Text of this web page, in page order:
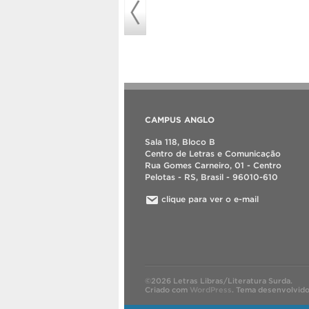
CAMPUS ANGLO
Sala 118, Bloco B
Centro de Letras e Comunicação
Rua Gomes Carneiro, 01 - Centro
Pelotas - RS, Brasil - 96010-610
clique para ver o e-mail
©2026 Letras Libras/Literatura Surda.
Criado com WordPress. Tema